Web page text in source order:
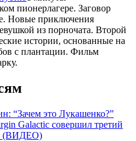
пионерлагере. Заговор
Новые приключения
из порночата. Второй
истории, основанные на
с плантации. Фильм
“Зачем это Лукашенко?”
Galactic совершил третий
(ВИДЕО)